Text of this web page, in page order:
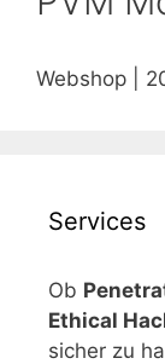
Webshop |
Services
Ob
Ethical
sicher zu